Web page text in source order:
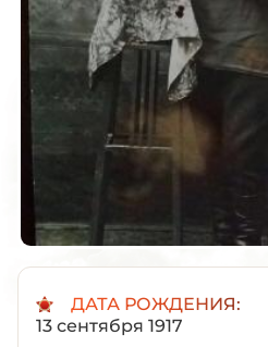
ДАТА РОЖДЕНИЯ:
13 сентября 1917